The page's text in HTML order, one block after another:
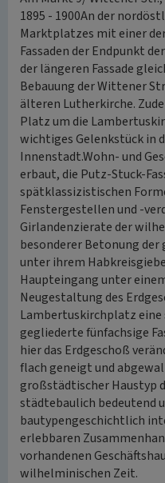
1895 - 1900An der
Marktplatzes mit einer
Fassaden der Endpunkt
der längeren Fassade
Bebauung der Wittener
älteren Lutherkirche.
Platz um die
wichtiges Gelenkstück in
Innenstadt.Wohn- und
erbaut, die Putz-Stuck-
spätklassizistischen
Fenstergestellen und -
Girlandenzierate der
besonderer Betonung der
unter ihrem
Haupteingang unter
Neugestaltung des
Lambertuskirchplatz eine
gegliederte fünfachsige
hier das Erdgeschoß
flach geneigt und
großstädtischer Haustyp
städtebaulich bedeutend
bautypengeschichtlich
erlebbaren
vorhandenen
wilhelminischen Zeit.